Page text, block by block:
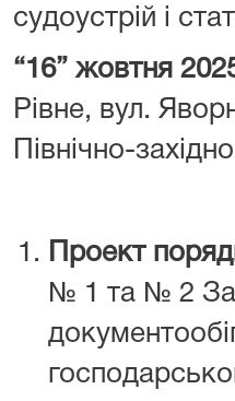
судоустрій і
“16” жовтня
Рівне, вул.
Північно-
Проект
№ 1 та № 2